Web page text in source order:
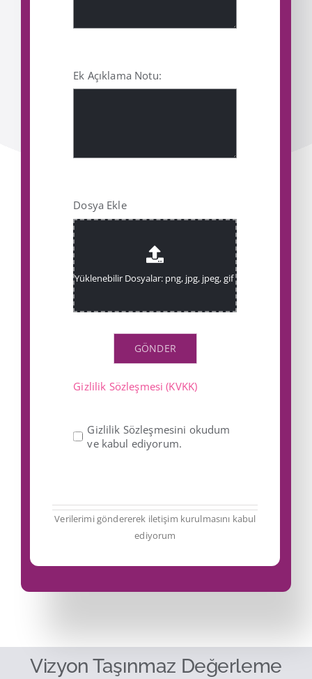
Ek Açıklama Notu:
Dosya Ekle
GÖNDER
Gizlilik Sözleşmesi (KVKK)
Gizlilik Sözleşmesini okudum
ve kabul ediyorum.
Verilerimi göndererek iletişim kurulmasını kabul
ediyorum
Vizyon Taşınmaz Değerleme